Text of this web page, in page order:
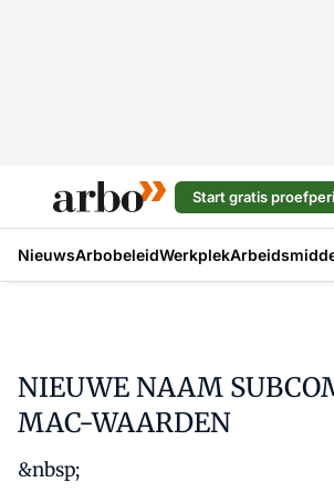
Start gratis
NieuwsArbobeleidWerkplek
NIEUWE NAAM
MAC-WAARDEN
&nbsp;